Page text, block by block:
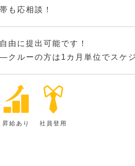
も応相談！
由に提出可能です！
クルーの方は1カ月単位でスケ
昇給あり 社員登用